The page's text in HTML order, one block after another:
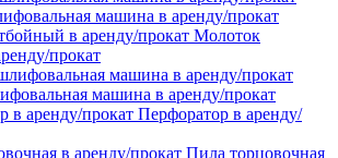
машина в аренду/прокат
Молоток
прокат
машина в аренду/прокат
Перфоратор в аренду/
Пила торцовочная